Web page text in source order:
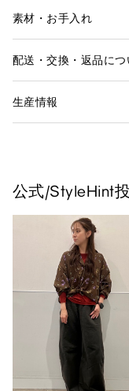
素材・お手入れ
配送・交換・返品につ
生産情報
公式/StyleHint